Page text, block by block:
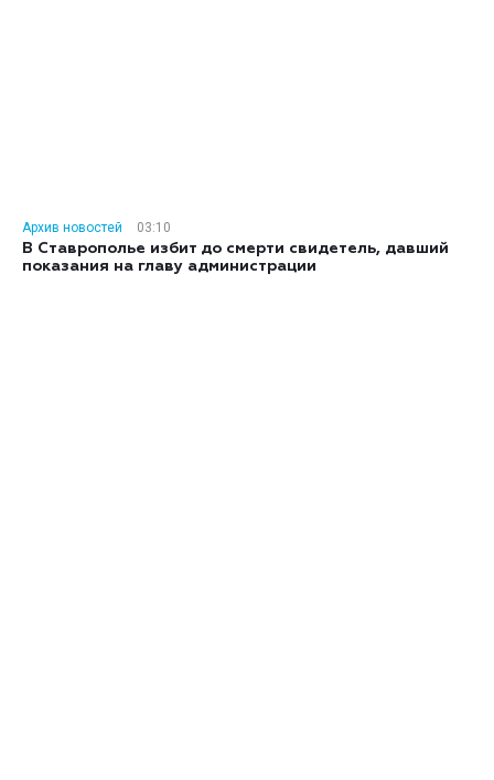
Архив новостей
03:10
В Ставрополье избит до смерти свидетель, давший
показания на главу администрации